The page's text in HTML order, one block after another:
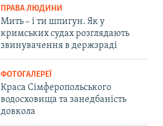
ПРАВА ЛЮДИНИ
Мить – і ти шпигун. Як у
кримських судах розглядають
звинувачення в держзраді
ФОТОГАЛЕРЕЇ
Краса Сімферопольського
водосховища та занедбаність
довкола